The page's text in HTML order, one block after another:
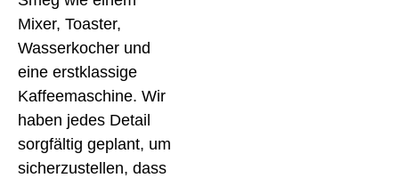
Mixer, Toaster,
Wasserkocher und
eine erstklassige
Kaffeemaschine. Wir
haben jedes Detail
sorgfältig geplant, um
sicherzustellen, dass